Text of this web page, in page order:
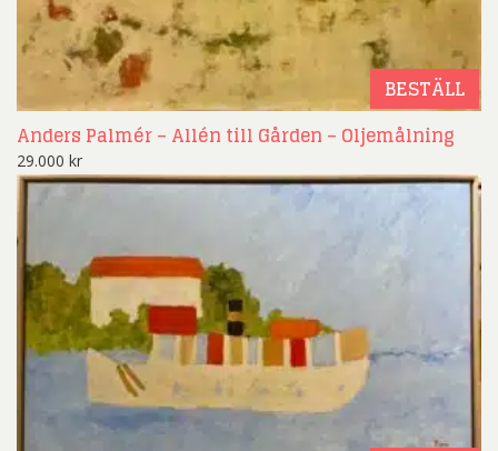
BESTÄLL
Anders Palmér – Allén till Gården – Oljemålning
29.000 kr